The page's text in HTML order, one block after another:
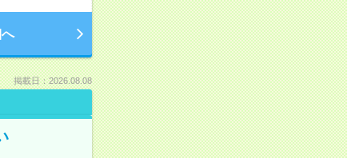
掲載日：2026.08.08